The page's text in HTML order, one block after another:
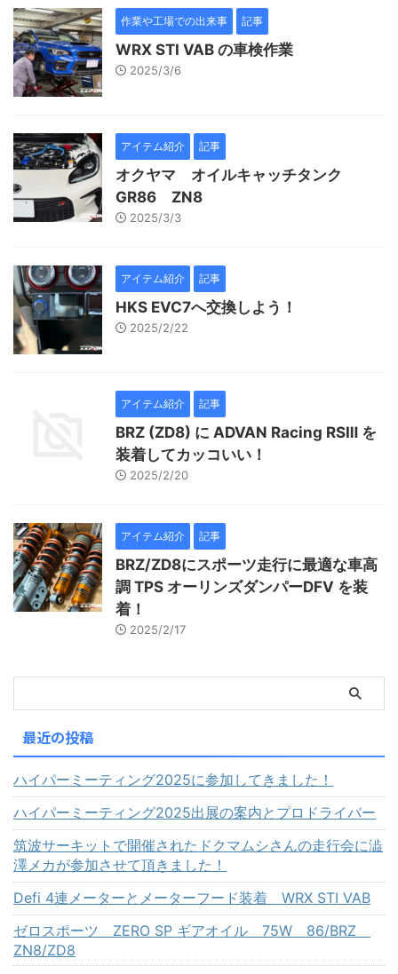
作業や工場での出来事 記事
WRX STI VAB の車検作業
2025/3/6
アイテム紹介 記事
オクヤマ オイルキャッチタンク
GR86 ZN8
2025/3/3
アイテム紹介 記事
HKS EVC7へ交換しよう！
2025/2/22
アイテム紹介 記事
BRZ (ZD8) に ADVAN Racing RSⅢ を
装着してカッコいい！
2025/2/20
アイテム紹介 記事
BRZ/ZD8にスポーツ走行に最適な車高
調 TPS オーリンズダンパーDFV を装
着！
2025/2/17
最近の投稿
ハイパーミーティング2025に参加してきました！
ハイパーミーティング2025出展の案内とプロドライバー
筑波サーキットで開催されたドクマムシさんの走行会に澁
澤メカが参加させて頂きました！
Defi 4連メーターとメーターフード装着 WRX STI VAB
ゼロスポーツ ZERO SP ギアオイル 75W 86/BRZ
ZN8/ZD8